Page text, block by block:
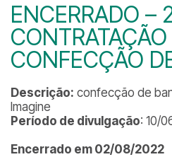
ENCERRADO
CONFECÇÃO
Descrição: confecção de
Imagine
Período de divulgação: 10/
Encerrado em 02/08/2022